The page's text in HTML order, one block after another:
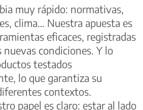
muy rápido: normativas,
clima… Nuestra apuesta es
eficaces, registradas
nuevas condiciones. Y lo
testados
lo que garantiza su
contextos.
papel es claro: estar al lado